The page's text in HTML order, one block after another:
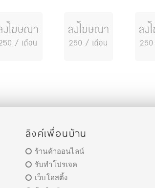
ลิงค์เพื่อนบ้าน
ร้านค้าออนไลน์
รับทำโปรเจค
เว็บโฮสติ้ง